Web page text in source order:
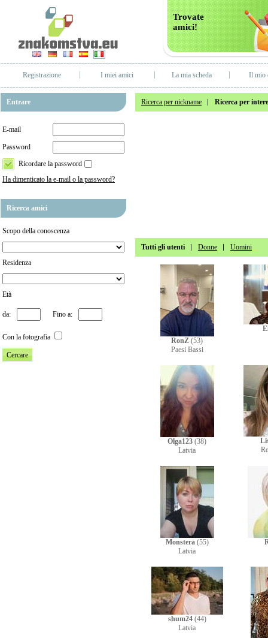
Trovate
amici!
Registrazione I miei amici La mia scheda Il mio
Entrare
E-mail
Password
Ricordare la password
Ha dimenticato la e-mail o la password?
Ricerca amici
Scopo della conoscenza
Residenza
Età
da: Fino a:
Con la fotografia
Ricerca per nickname Ricerca per
Tutti gli utenti Donne Uomini
RonZ (53)
Paesi Bassi
Olga123 (38)
Latvia
Monstera (55)
Latvia
shum24 (44)
Latvia